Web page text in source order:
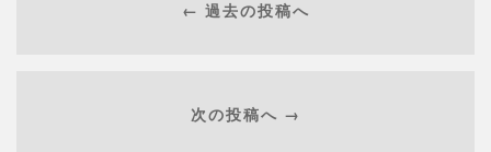
← 過去の投稿へ
次の投稿へ →